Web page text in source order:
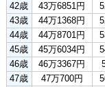
42歳
43万6851円
43歳
44万1368円
44歳
44万8701円
45歳
45万6034円
46歳
46万3367円
47歳
47万700円